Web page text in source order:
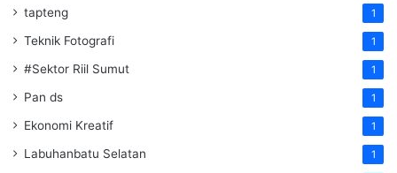
tapteng 1
Teknik Fotografi 1
#Sektor Riil Sumut 1
Pan ds 1
Ekonomi Kreatif 1
Labuhanbatu Selatan 1